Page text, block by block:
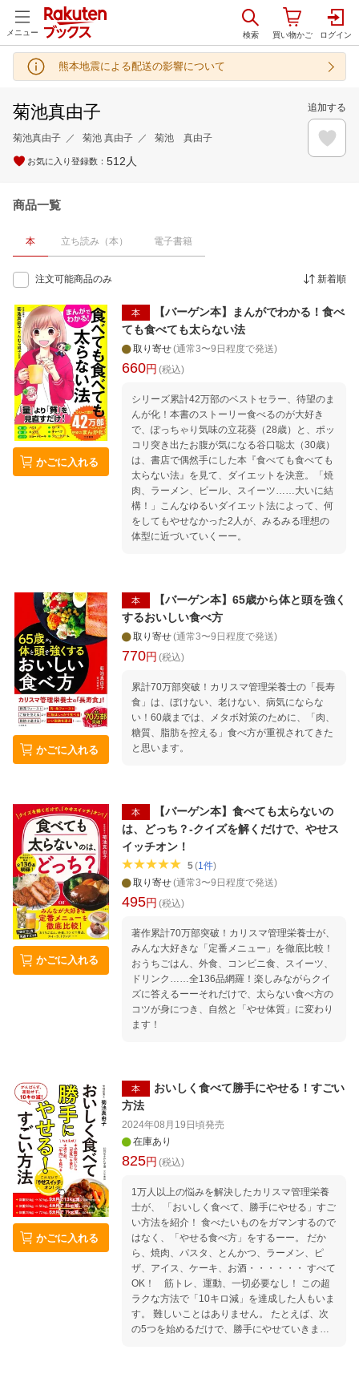
メニュー
熊本地震による配送の影響について
菊池真由子
菊池真由子 菊池 真由子 菊池 真由子
お気に入り登録数： 512 人
追加する
商品一覧
本 立ち読み（本） 電子書籍
注文可能商品のみ 新着順
かごに入れる
本
【バーゲン本】まんがでわかる！食べ
ても食べても太らない法
取り寄せ(通常3〜9日程度で発送)
660円 (税込)
シリーズ累計42万部のベストセラー、待望のま
んが化！本書のストーリー食べるのが大好き
で、ぽっちゃり気味の立花葵（28歳）と、ポッ
コリ突き出たお腹が気になる谷口聡太（30歳）
は、書店で偶然手にした本『食べても食べても
太らない法』を見て、ダイエットを決意。「焼
肉、ラーメン、ビール、スイーツ……大いに結
構！」こんなゆるいダイエット法によって、何
をしてもやせなかった2人が、みるみる理想の
体型に近づいていくーー。
かごに入れる
本
【バーゲン本】65歳から体と頭を強く
するおいしい食べ方
取り寄せ(通常3〜9日程度で発送)
770円 (税込)
累計70万部突破！カリスマ管理栄養士の「長寿
食」は、ぼけない、老けない、病気にならな
い！60歳までは、メタボ対策のために、「肉、
糖質、脂肪を控える」食べ方が重視されてきた
と思います。
かごに入れる
本
【バーゲン本】食べても太らないの
は、どっち？-クイズを解くだけで、やせス
イッチオン！
5(1件)
取り寄せ(通常3〜9日程度で発送)
495円 (税込)
著作累計70万部突破！カリスマ管理栄養士が、
みんな大好きな「定番メニュー」を徹底比較！
おうちごはん、外食、コンビニ食、スイーツ、
ドリンク……全136品網羅！楽しみながらクイ
ズに答えるーーそれだけで、太らない食べ方の
コツが身につき、自然と「やせ体質」に変わり
ます！
かごに入れる
本
おいしく食べて勝手にやせる！すごい
方法
2024年08月19日頃発売
在庫あり
825円 (税込)
1万人以上の悩みを解決したカリスマ管理栄養
士が、 「おいしく食べて、勝手にやせる」すご
い方法を紹介！ 食べたいものをガマンするので
はなく、「やせる食べ方」をするーー。 だか
ら、焼肉、パスタ、とんかつ、ラーメン、ピ
ザ、アイス、ケーキ、お酒・・・・・・ すべて
OK！ 筋トレ、運動、一切必要なし！ この超
ラクな方法で「10キロ減」を達成した人もいま
す。 難しいことはありません。 たとえば、次
の5つを始めるだけで、勝手にやせていきま